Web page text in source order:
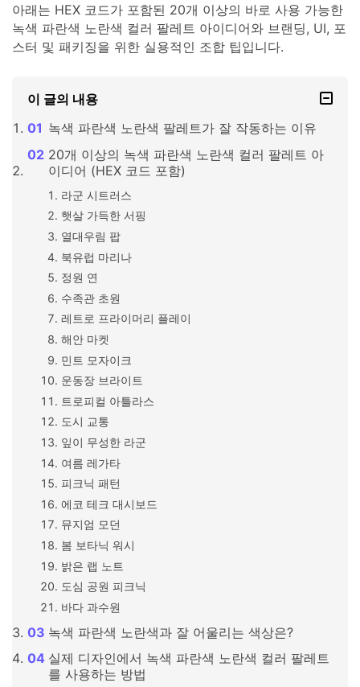
아래는 HEX 코드가 포함된 20개 이상의 바로 사용 가능한
녹색 파란색 노란색 컬러 팔레트 아이디어와 브랜딩, UI, 포
스터 및 패키징을 위한 실용적인 조합 팁입니다.
이 글의 내용
녹색 파란색 노란색 팔레트가 잘 작동하는 이유
20개 이상의 녹색 파란색 노란색 컬러 팔레트 아
이디어 (HEX 코드 포함)
라군 시트러스
햇살 가득한 서핑
열대우림 팝
북유럽 마리나
정원 연
수족관 초원
레트로 프라이머리 플레이
해안 마켓
민트 모자이크
운동장 브라이트
트로피컬 아틀라스
도시 교통
잎이 무성한 라군
여름 레가타
피크닉 패턴
에코 테크 대시보드
뮤지엄 모던
봄 보타닉 워시
밝은 랩 노트
도심 공원 피크닉
바다 과수원
녹색 파란색 노란색과 잘 어울리는 색상은?
실제 디자인에서 녹색 파란색 노란색 컬러 팔레트
를 사용하는 방법